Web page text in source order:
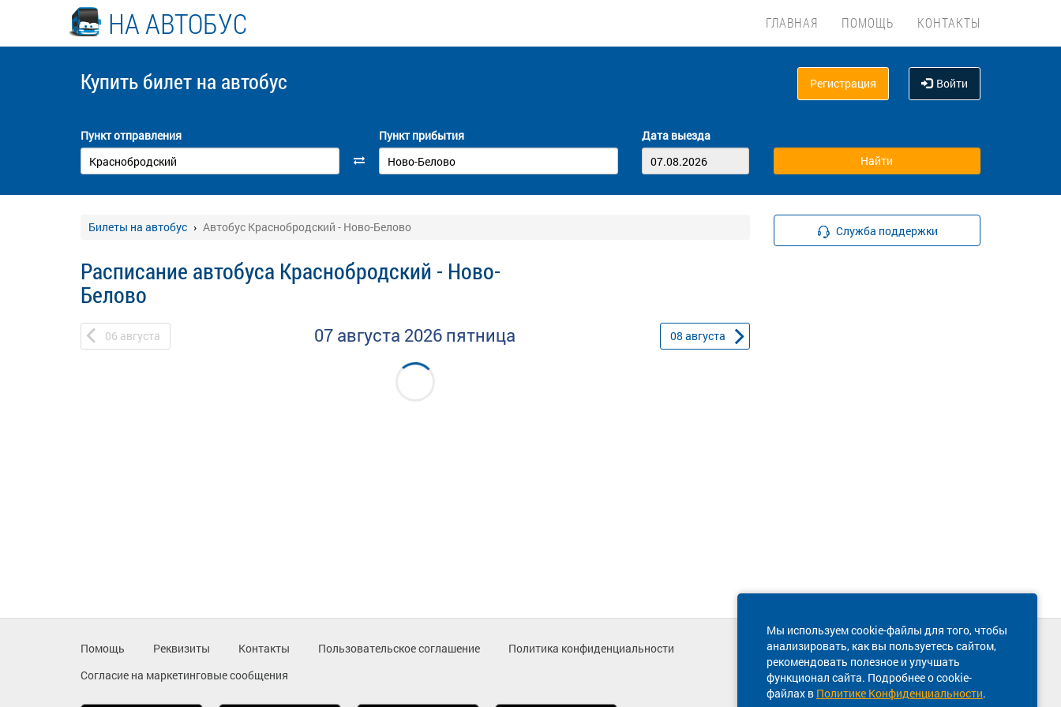
НА АВТОБУС ГЛАВНАЯ ПОМОЩЬ КОНТАКТЫ
Купить билет на автобус Регистрация Войти
Пункт отправления Пункт прибытия Дата выезда
Билеты на автобус Автобус Краснобродский - Ново-Белово
Расписание автобуса Краснобродский - Ново-
Белово
06 августа 07 августа 2026 пятница 08 августа
Служба поддержки
Мы используем cookie-файлы для того, чтобы
анализировать, как вы пользуетесь сайтом,
рекомендовать полезное и улучшать
функционал сайта. Подробнее о cookie-
файлах в Политике Конфиденциальности.
Помощь Реквизиты Контакты Пользовательское соглашение
Политика конфиденциальности
Согласие на маркетинговые сообщения
Техническая поддержка сайта
8 800 600-03-38